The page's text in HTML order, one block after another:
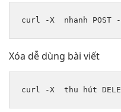
curl -X nhanh
Xóa dễ dùng bài viết
curl -X thu hút